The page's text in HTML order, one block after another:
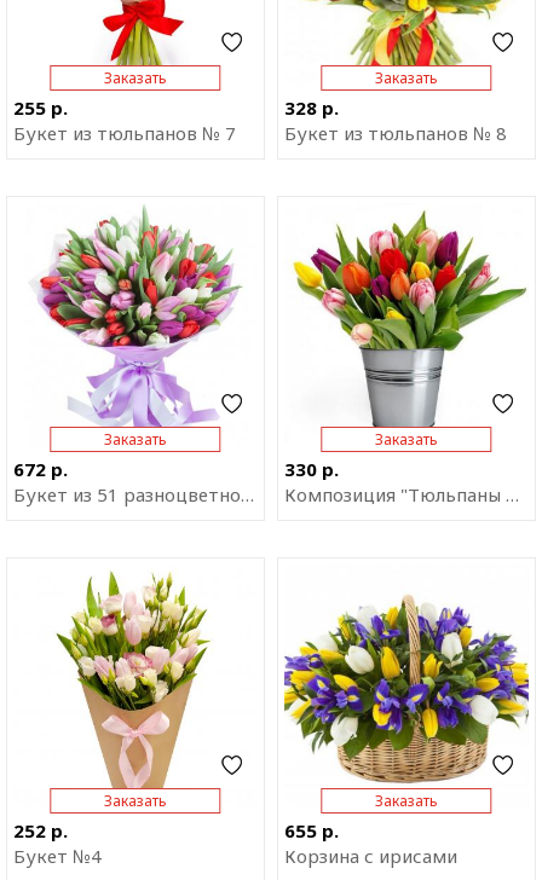
Заказать
328 р.
Букет из тюльпанов № 8
Заказать
255 р.
Букет из тюльпанов № 7
Заказать
330 р.
Композиция "Тюльпаны в ведре"
Отправить ссылку на
приложение
Заказать
672 р.
Букет из 51 разноцветного тюльпана
Отправить ссылку на
приложение
Заказать
655 р.
Корзина с ирисами
приложение
Заказать
252 р.
Букет №4
Отправить ссылку на
приложение